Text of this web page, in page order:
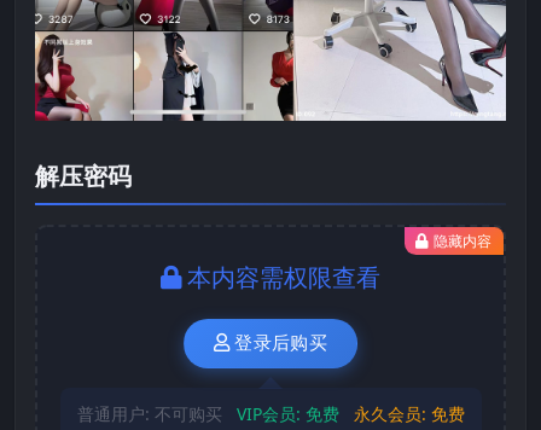
解压密码
隐藏内容
本内容需权限查看
登录后购买
普通用户: 不可购买 VIP会员: 免费 永久会员: 免费